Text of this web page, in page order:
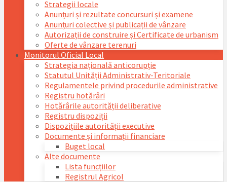
Strategii locale
Anunțuri și rezultate concursuri și examene
Anunțuri colective și publicații de vânzare
Autorizații de construire și Certificate de urbanism
Oferte de vânzare terenuri
Monitorul Oficial Local
Strategia națională anticorupție
Statutul Unității Administrativ-Teritoriale
Regulamentele privind procedurile administrative
Registru hotărâri
Hotărârile autorității deliberative
Registru dispoziții
Dispozițiile autorității executive
Documente și informații financiare
Buget local
Alte documente
Lista funcțiilor
Registrul Agricol